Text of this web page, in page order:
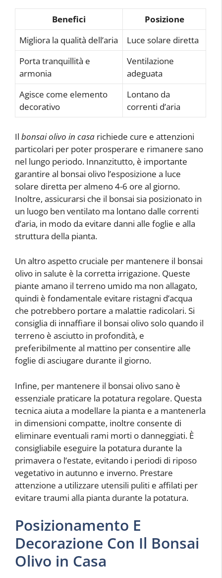
Benefici
Posizione
Migliora la qualità dell’aria
Luce solare diretta
Porta tranquillità e
armonia
Ventilazione
adeguata
Agisce come elemento
decorativo
Lontano da
correnti d’aria
Il bonsai olivo in casa richiede cure e attenzioni
particolari per poter prosperare e rimanere sano
nel lungo periodo. Innanzitutto, è importante
garantire al bonsai olivo l’esposizione a luce
solare diretta per almeno 4-6 ore al giorno.
Inoltre, assicurarsi che il bonsai sia posizionato in
un luogo ben ventilato ma lontano dalle correnti
d’aria, in modo da evitare danni alle foglie e alla
struttura della pianta.
Un altro aspetto cruciale per mantenere il bonsai
olivo in salute è la corretta irrigazione. Queste
piante amano il terreno umido ma non allagato,
quindi è fondamentale evitare ristagni d’acqua
che potrebbero portare a malattie radicolari. Si
consiglia di innaffiare il bonsai olivo solo quando il
terreno è asciutto in profondità, e
preferibilmente al mattino per consentire alle
foglie di asciugare durante il giorno.
Infine, per mantenere il bonsai olivo sano è
essenziale praticare la potatura regolare. Questa
tecnica aiuta a modellare la pianta e a mantenerla
in dimensioni compatte, inoltre consente di
eliminare eventuali rami morti o danneggiati. È
consigliabile eseguire la potatura durante la
primavera o l’estate, evitando i periodi di riposo
vegetativo in autunno e inverno. Prestare
attenzione a utilizzare utensili puliti e affilati per
evitare traumi alla pianta durante la potatura.
Posizionamento E
Decorazione Con Il Bonsai
Olivo in Casa